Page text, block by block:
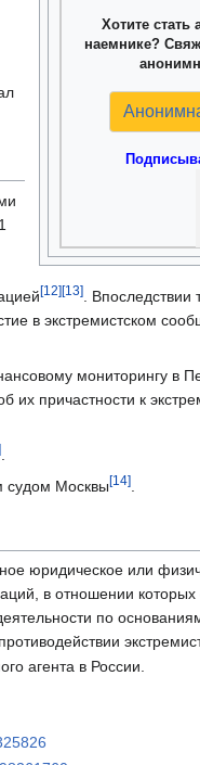
Хотите
наемнике?
[12][13]. Впоследствии
в экстремистском
мониторингу в
причастности к
.
Москвы[14].
юридическое или
в отношении
по
агента в России.